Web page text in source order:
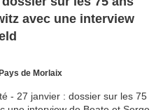
avec une interview
de Morlaix